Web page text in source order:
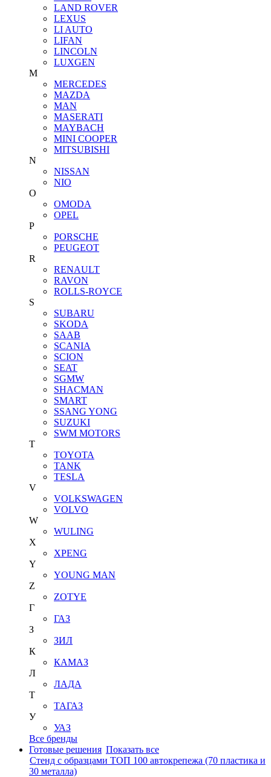
LAND ROVER
LEXUS
LI AUTO
LIFAN
LINCOLN
LUXGEN
M
MERCEDES
MAZDA
MAN
MASERATI
MAYBACH
MINI COOPER
MITSUBISHI
N
NISSAN
NIO
O
OMODA
OPEL
P
PORSCHE
PEUGEOT
R
RENAULT
RAVON
ROLLS-ROYCE
S
SUBARU
SKODA
SAAB
SCANIA
SCION
SEAT
SGMW
SHACMAN
SMART
SSANG YONG
SUZUKI
SWM MOTORS
T
TOYOTA
TANK
TESLA
V
VOLKSWAGEN
VOLVO
W
WULING
X
XPENG
Y
YOUNG MAN
Z
ZOTYE
Г
ГАЗ
З
ЗИЛ
К
КАМАЗ
Л
ЛАДА
Т
ТАГАЗ
У
УАЗ
Все бренды
Готовые решения Показать все
Стенд с образцами ТОП 100 автокрепежа (70 пластика и
30 металла)